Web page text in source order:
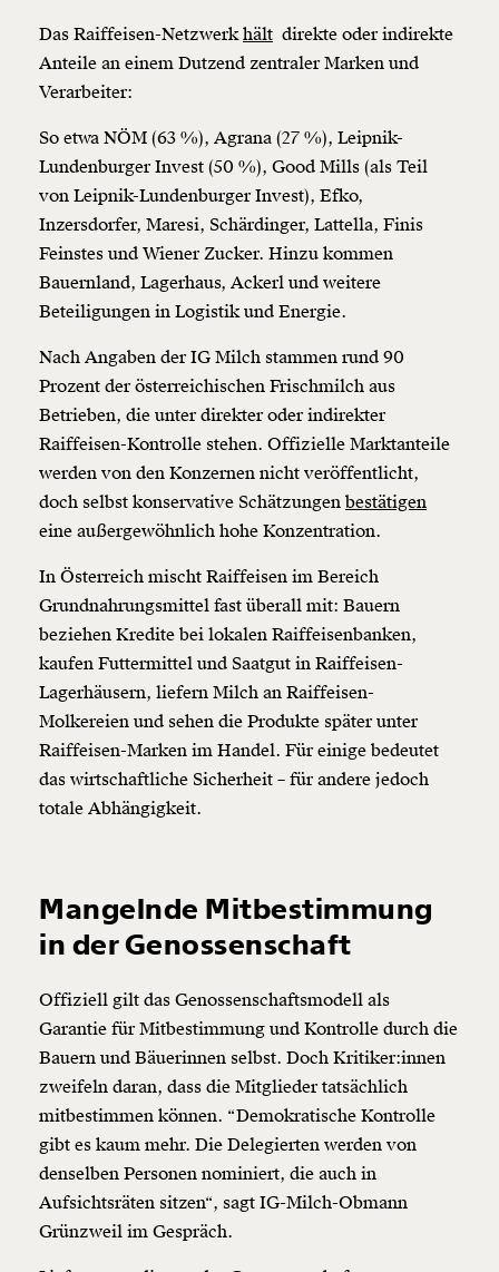
Das Raiffeisen-Netzwerkhält direkte oder indirekte
Anteile an einem Dutzend zentraler Marken und
Verarbeiter:
So etwa NÖM (63 %), Agrana (27 %), Leipnik-
Lundenburger Invest (50 %), Good Mills (als Teil
von Leipnik-Lundenburger Invest), Efko,
Inzersdorfer, Maresi, Schärdinger, Lattella, Finis
Feinstes und Wiener Zucker. Hinzu kommen
Bauernland, Lagerhaus, Ackerl und weitere
Beteiligungen in Logistik und Energie.
Nach Angaben der IG Milch stammen rund 90
Prozent der österreichischen Frischmilch aus
Betrieben, die unter direkter oder indirekter
Raiffeisen-Kontrolle stehen. Offizielle Marktanteile
werden von den Konzernen nicht veröffentlicht,
doch selbst konservative Schätzungen bestätigen
eine außergewöhnlich hohe Konzentration.
In Österreich mischt Raiffeisen im Bereich
Grundnahrungsmittel fast überall mit: Bauern
beziehen Kredite bei lokalen Raiffeisenbanken,
kaufen Futtermittel und Saatgut in Raiffeisen-
Lagerhäusern, liefern Milch an Raiffeisen-
Molkereien und sehen die Produkte später unter
Raiffeisen-Marken im Handel. Für einige bedeutet
das wirtschaftliche Sicherheit – für andere jedoch
totale Abhängigkeit.
Mangelnde Mitbestimmung
in der Genossenschaft
Offiziell gilt das Genossenschaftsmodell als
Garantie für Mitbestimmung und Kontrolle durch die
Bauern und Bäuerinnen selbst. Doch Kritiker:innen
zweifeln daran, dass die Mitglieder tatsächlich
mitbestimmen können. “Demokratische Kontrolle
gibt es kaum mehr. Die Delegierten werden von
denselben Personen nominiert, die auch in
Aufsichtsräten sitzen“, sagt IG-Milch-Obmann
Grünzweil im Gespräch.